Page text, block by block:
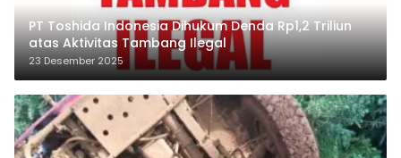
PT Toshida Indonesia Dihukum Denda Rp1,2 Triliun
atas Aktivitas Tambang Ilegal
23 Desember 2025